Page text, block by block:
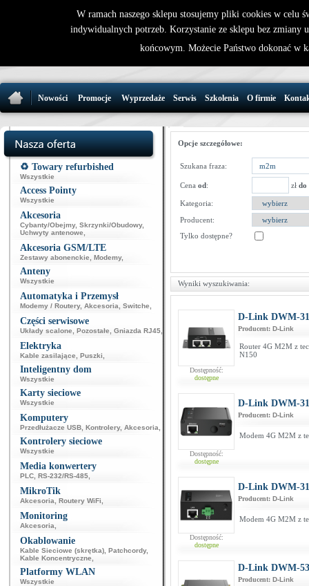
32 721 86
Nowości Promocje Wyprzedaże Serwis Szkolenia O firmie
♻️ Towary refurbished
Wszystkie
Access Pointy
Wszystkie
Akcesoria
Cybanty/Obejmy, Skrzynki/Obudowy,
Uchwyty antenowe
Akcesoria GSM/LTE
Zestawy abonenckie Modemy,
Anteny
Wszystkie
Automatyka i Przemysł
Modemy / Routery, Akcesoria Switche
Części serwisowe
Układy scalone Pozostałe Gniazda RJ45
Elektryka
Kable zasilające Puszki
Inteligentny dom
Wszystkie
Karty sieciowe
Wszystkie
Komputery
Przedłużacze USB Kontrolery, Akcesoria
Kontrolery sieciowe
Wszystkie
Media konwertery
PLC RS-232/RS-485
MikroTik
Akcesoria Routery WiFi
Monitoring
Akcesoria
Okablowanie
Kable Sieciowe (skrętka) Patchcordy,
Kable Koncentryczne
Platformy WLAN
Wszystkie
Opcje szczegółowe:
Szukana fraza:
Cena od: zł do
Kategoria:
Producent:
Tylko dostępne?
Wyniki wyszukiwania:
Dostępność:
dostępne
D-Link DWM-
Producent: D-Link
Router 4G M2M z
N150
Dostępność:
dostępne
D-Link DWM-
Producent: D-Link
Modem 4G M2M z
Dostępność:
dostępne
D-Link DWM-
Producent: D-Link
Modem 4G M2M z
D-Link DWM-
Producent: D-Link
W ramach naszego sklepu stosujemy pliki cookies w celu
indywidualnych potrzeb. Korzystanie ze sklepu bez zmiany
końcowym. Możecie Państwo dokonać w